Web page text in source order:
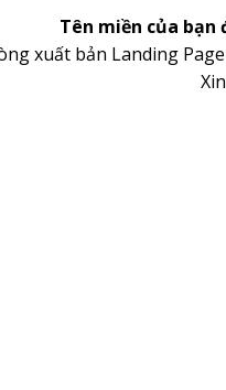
Tên miền của
xuất bản Landing